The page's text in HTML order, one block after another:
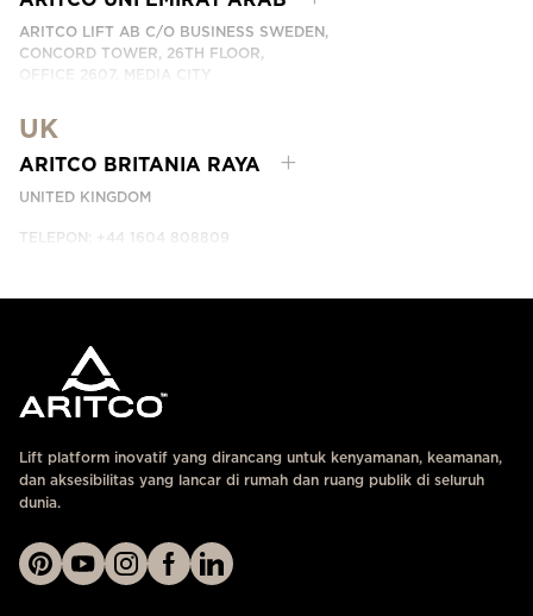
ARITCO LIFT AB C/O BUSINESS SWEDEN,
CONCORD TOWER, 26TH FLOOR,
OFFICE 2607, MEDIA CITY
HUBUNGI KAMI
UK
ARITCO BRITANIA RAYA
UNITED KINGDOM
TELEPON: +44 1604 808809
Lift platform inovatif yang dirancang untuk kenyamanan, keamanan,
dan aksesibilitas yang lancar di rumah dan ruang publik di seluruh
dunia.